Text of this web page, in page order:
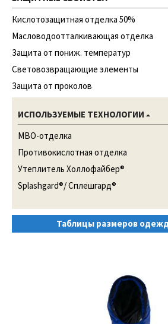
Кислотозащитная отделка 50%
Масловодоотталкивающая отделка
Защита от пониж. температур
Световозвращающие элементы
Защита от проколов
ИСПОЛЬЗУЕМЫЕ ТЕХНОЛОГИИ
МВО-отделка
Противокислотная отделка
Утеплитель Холлофайбер®
Splashgard®/ Сплешгард®
Таблицы размеров